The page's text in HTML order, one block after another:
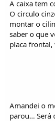
A caixa tem
O circulo
montar o
saber o que
placa frontal,
Amandei o
parou... Será